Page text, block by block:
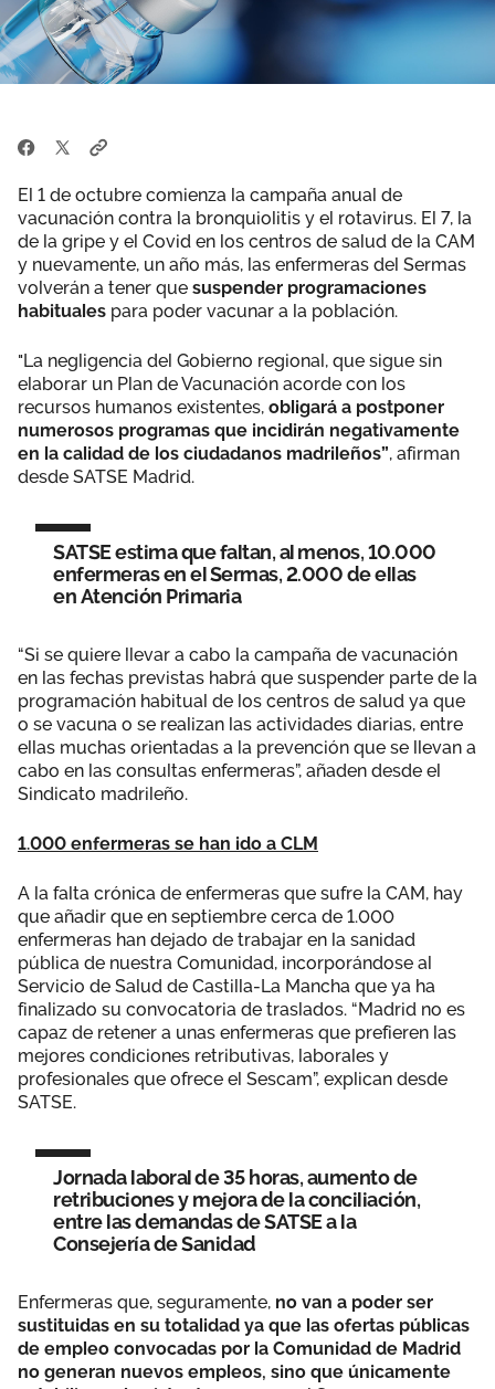
El 1 de octubre comienza la campaña anual de
vacunación contra la bronquiolitis y el rotavirus. El 7, la
de la gripe y el Covid en los centros de salud de la CAM
y nuevamente, un año más, las enfermeras del Sermas
volverán a tener que suspender programaciones
habituales para poder vacunar a la población.
"La negligencia del Gobierno regional, que sigue sin
elaborar un Plan de Vacunación acorde con los
recursos humanos existentes, obligará a postponer
numerosos programas que incidirán negativamente
en la calidad de los ciudadanos madrileños”, afirman
desde SATSE Madrid.
SATSE estima que faltan, al menos, 10.000
enfermeras en el Sermas, 2.000 de ellas
en Atención Primaria
“Si se quiere llevar a cabo la campaña de vacunación
en las fechas previstas habrá que suspender parte de la
programación habitual de los centros de salud ya que
o se vacuna o se realizan las actividades diarias, entre
ellas muchas orientadas a la prevención que se llevan a
cabo en las consultas enfermeras”, añaden desde el
Sindicato madrileño.
1.000 enfermeras se han ido a CLM
A la falta crónica de enfermeras que sufre la CAM, hay
que añadir que en septiembre cerca de 1.000
enfermeras han dejado de trabajar en la sanidad
pública de nuestra Comunidad, incorporándose al
Servicio de Salud de Castilla-La Mancha que ya ha
finalizado su convocatoria de traslados. “Madrid no es
capaz de retener a unas enfermeras que prefieren las
mejores condiciones retributivas, laborales y
profesionales que ofrece el Sescam”, explican desde
SATSE.
Jornada laboral de 35 horas, aumento de
retribuciones y mejora de la conciliación,
entre las demandas de SATSE a la
Consejería de Sanidad
Enfermeras que, seguramente, no van a poder ser
sustituidas en su totalidad ya que las ofertas públicas
de empleo convocadas por la Comunidad de Madrid
no generan nuevos empleos, sino que únicamente